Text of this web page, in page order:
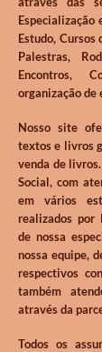
Especialização
Estudo,
Palestras,
Encontros,
organização de
Nosso site
textos e livros
venda de
Social, com
em vários
realizados por
de nossa
nossa equipe,
respectivos
também
através da
Todos os